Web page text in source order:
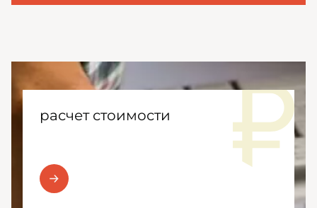
расчет стоимости